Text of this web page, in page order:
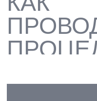
ПРЕДОТВРАЩЕНИЕ
ЧЕЛЮСТНОЙ КОСТИ